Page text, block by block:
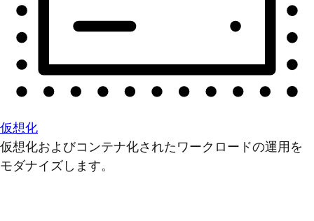
仮想化
仮想化およびコンテナ化されたワークロードの運用を
モダナイズします。